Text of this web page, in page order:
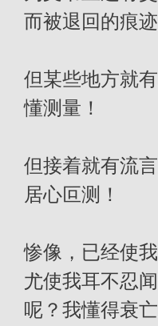
而被退回的痕迹
但某些地方就
懂测量！
但接着就有流
居心叵测！
惨像，已经使
尤使我耳不忍
呢？我懂得衰